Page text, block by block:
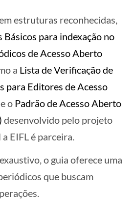
estruturas reconhecidas,
para indexação no
de Acesso Aberto
a Lista de Verificação de
para Editores de Acesso
e o Padrão de Acesso Aberto
desenvolvido pelo projeto
EIFL é parceira.
o guia oferece uma
que buscam